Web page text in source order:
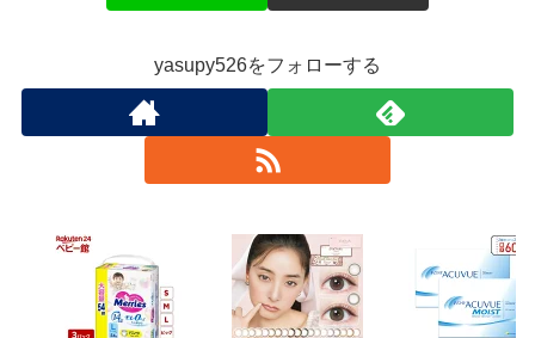
yasupy526をフォローする